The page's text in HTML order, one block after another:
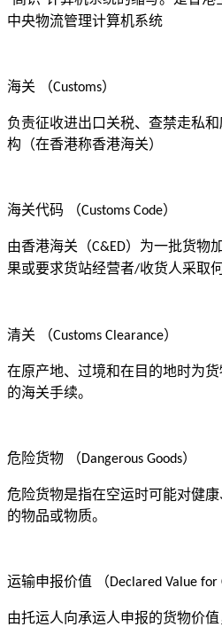
中央物流管理计算机系统
海关 （Customs）
负责征收进出口关税、查禁走私
构（在香港称香港海关）
海关代码 （Customs Code）
由香港海关（C&ED）为一批货物
果或要求货站经营者/收货人采取
清关 （Customs Clearance）
在原产地、过境和在目的地时为
的海关手续。
危险货物 （Dangerous Goods）
危险货物是指在空运时可能对健
的物品或物质。
运输申报价值 （Declared Value for
由托运人向承运人申报的货物价